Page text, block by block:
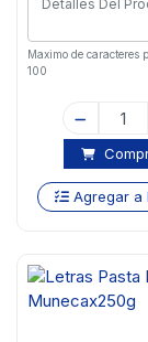
Maximo de caracteres
100
Agregar a